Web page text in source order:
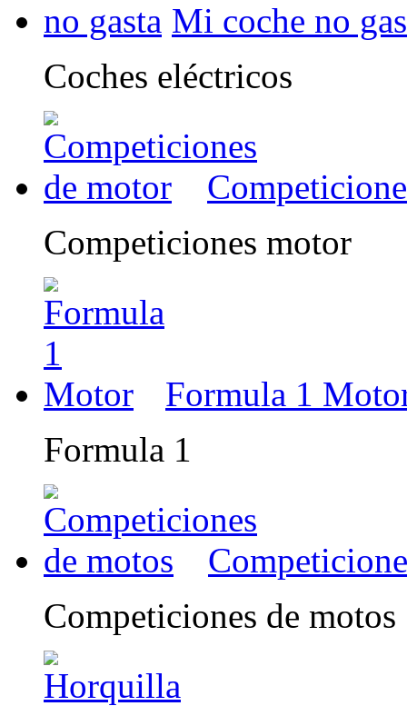
Mi coche no
Coches eléctricos
Competiciones motor
Formula 1
Formula 1
Competiciones de motos